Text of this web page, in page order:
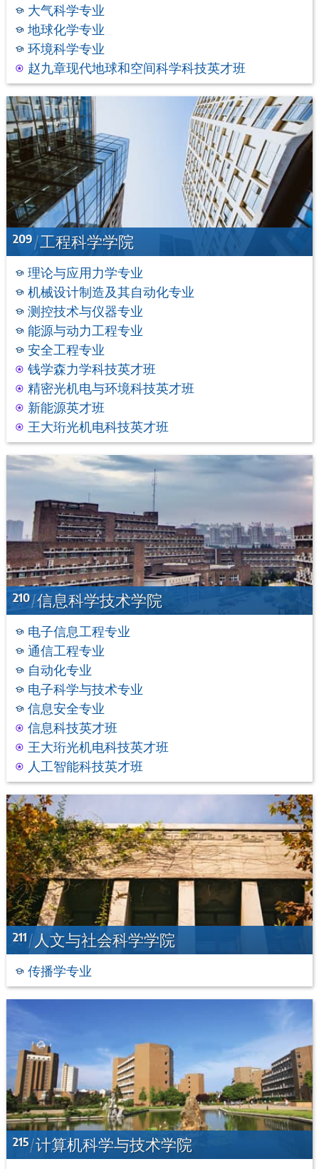
大气科学专业
地球化学专业
环境科学专业
赵九章现代地球和空间科学科技英才班
209 工程科学学院
理论与应用力学专业
机械设计制造及其自动化专业
测控技术与仪器专业
能源与动力工程专业
安全工程专业
钱学森力学科技英才班
精密光机电与环境科技英才班
新能源英才班
王大珩光机电科技英才班
210 信息科学技术学院
电子信息工程专业
通信工程专业
自动化专业
电子科学与技术专业
信息安全专业
信息科技英才班
王大珩光机电科技英才班
人工智能科技英才班
211 人文与社会科学学院
传播学专业
215 计算机科学与技术学院